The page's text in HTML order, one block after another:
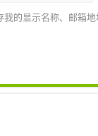
我的显示名称、邮箱